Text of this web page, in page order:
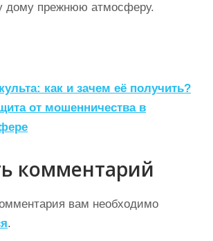
дому прежнюю атмосферу.
как и зачем её получить?
от мошенничества в
комментарий
вам необходимо
.